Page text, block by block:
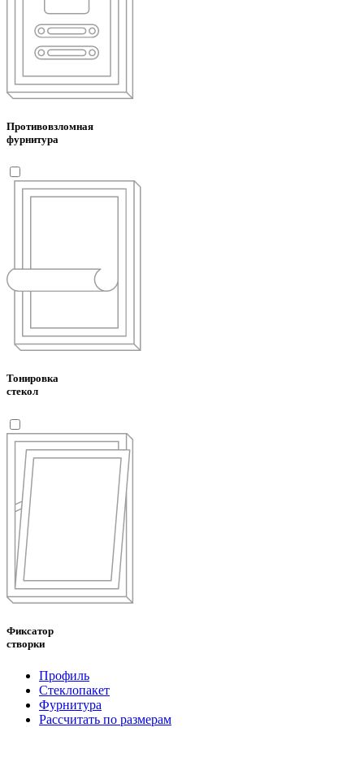
Противовзломная
фурнитура
Тонировка
стекол
Фиксатор
створки
Профиль
Стеклопакет
Фурнитура
Рассчитать по размерам